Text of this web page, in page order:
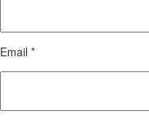
Email *